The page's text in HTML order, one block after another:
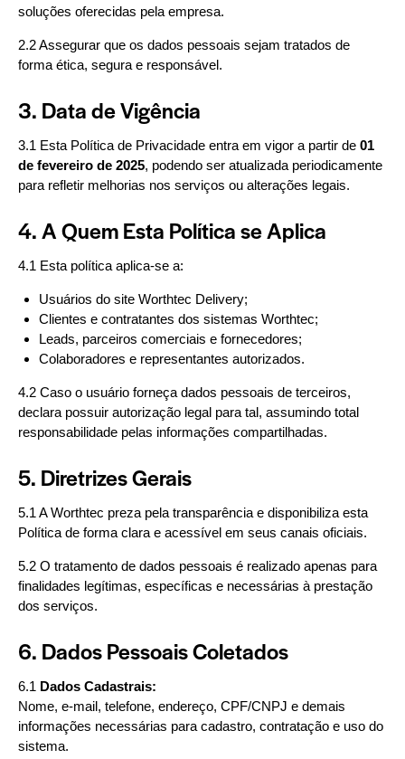
soluções oferecidas pela empresa.
2.2 Assegurar que os dados pessoais sejam tratados de
forma ética, segura e responsável.
3. Data de Vigência
3.1 Esta Política de Privacidade entra em vigor a partir de 01
de fevereiro de 2025, podendo ser atualizada periodicamente
para refletir melhorias nos serviços ou alterações legais.
4. A Quem Esta Política se Aplica
4.1 Esta política aplica-se a:
Usuários do site Worthtec Delivery;
Clientes e contratantes dos sistemas Worthtec;
Leads, parceiros comerciais e fornecedores;
Colaboradores e representantes autorizados.
4.2 Caso o usuário forneça dados pessoais de terceiros,
declara possuir autorização legal para tal, assumindo total
responsabilidade pelas informações compartilhadas.
5. Diretrizes Gerais
5.1 A Worthtec preza pela transparência e disponibiliza esta
Política de forma clara e acessível em seus canais oficiais.
5.2 O tratamento de dados pessoais é realizado apenas para
finalidades legítimas, específicas e necessárias à prestação
dos serviços.
6. Dados Pessoais Coletados
6.1 Dados Cadastrais:
Nome, e-mail, telefone, endereço, CPF/CNPJ e demais
informações necessárias para cadastro, contratação e uso do
sistema.